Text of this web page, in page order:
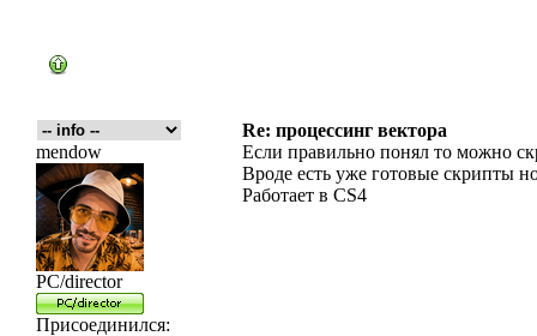
Re: процессинг вектора
mendow
PC/director
Присоединился:
Если правильно понял то можно
Вроде есть уже готовые скрипты
Работает в CS4